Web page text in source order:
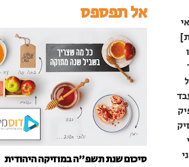
אל תפספס
סיכום שנת תשפ"ה במוזיקה היהודית